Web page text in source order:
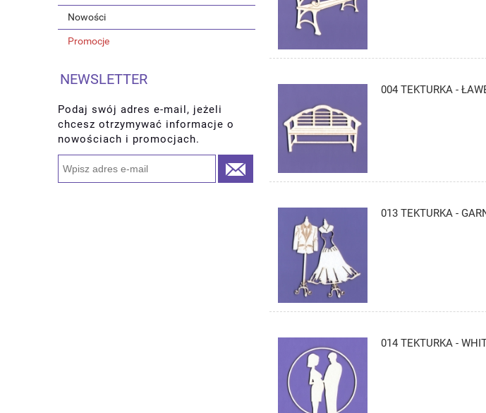
Nowości
Promocje
NEWSLETTER
Podaj swój adres e-mail, jeżeli
chcesz otrzymywać informacje o
nowościach i promocjach.
004 TEKTURKA -
013 TEKTURKA -
014 TEKTURKA -